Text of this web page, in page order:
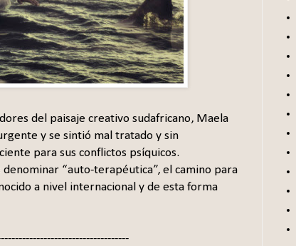
del paisaje creativo sudafricano, Maela
y se sintió mal tratado y sin
para sus conflictos psíquicos.
“auto-terapéutica”, el camino para
a nivel internacional y de esta forma